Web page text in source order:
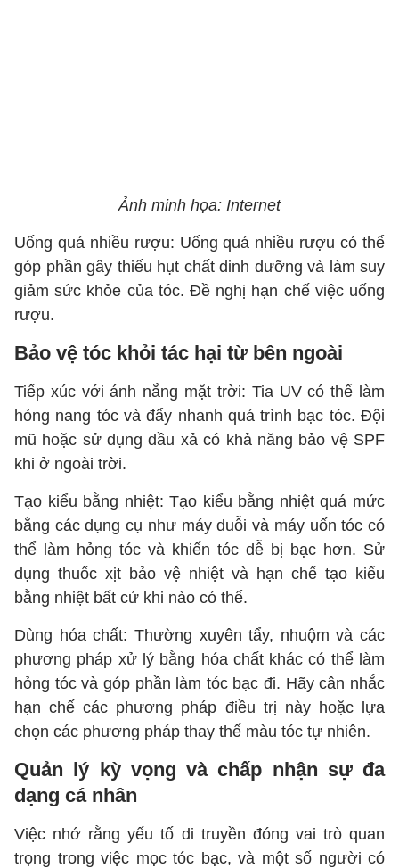
Ảnh minh họa: Internet
Uống quá nhiều rượu: Uống quá nhiều rượu có thể
góp phần gây thiếu hụt chất dinh dưỡng và làm suy
giảm sức khỏe của tóc. Đề nghị hạn chế việc uống
rượu.
Bảo vệ tóc khỏi tác hại từ bên ngoài
Tiếp xúc với ánh nắng mặt trời: Tia UV có thể làm
hỏng nang tóc và đẩy nhanh quá trình bạc tóc. Đội
mũ hoặc sử dụng dầu xả có khả năng bảo vệ SPF
khi ở ngoài trời.
Tạo kiểu bằng nhiệt: Tạo kiểu bằng nhiệt quá mức
bằng các dụng cụ như máy duỗi và máy uốn tóc có
thể làm hỏng tóc và khiến tóc dễ bị bạc hơn. Sử
dụng thuốc xịt bảo vệ nhiệt và hạn chế tạo kiểu
bằng nhiệt bất cứ khi nào có thể.
Dùng hóa chất: Thường xuyên tẩy, nhuộm và các
phương pháp xử lý bằng hóa chất khác có thể làm
hỏng tóc và góp phần làm tóc bạc đi. Hãy cân nhắc
hạn chế các phương pháp điều trị này hoặc lựa
chọn các phương pháp thay thế màu tóc tự nhiên.
Quản lý kỳ vọng và chấp nhận sự đa
dạng cá nhân
Việc nhớ rằng yếu tố di truyền đóng vai trò quan
trọng trong việc mọc tóc bạc, và một số người có